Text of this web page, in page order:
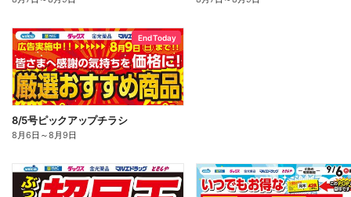
End Today
8/5号ピックアップチラシ
8月6日 ～8月9日